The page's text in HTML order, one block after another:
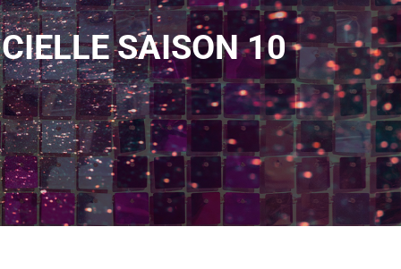
SAISON 10